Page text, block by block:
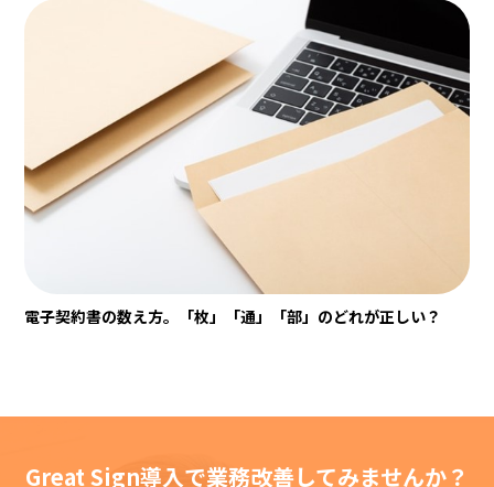
電子契約書の数え方。「枚」「通」「部」のどれが正しい？
Great Sign導入で業務改善してみませんか？